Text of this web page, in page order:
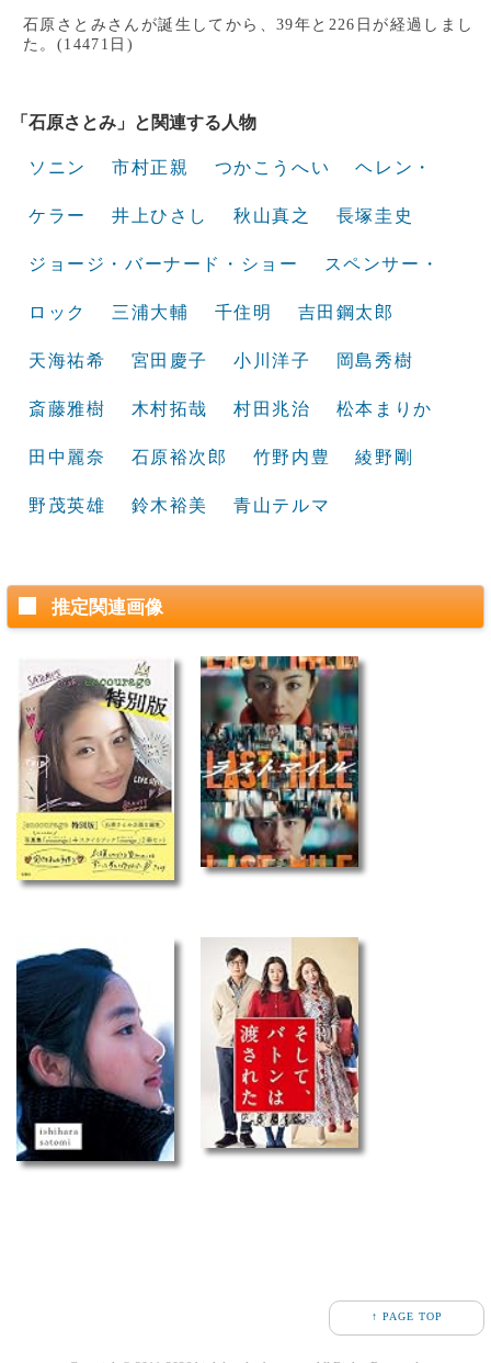
石原さとみさんが誕生してから、39年と226日が経過しまし
た。(14471日)
「石原さとみ」と関連する人物
ソニン 市村正親 つかこうへい ヘレン・
ケラー 井上ひさし 秋山真之 長塚圭史
ジョージ・バーナード・ショー スペンサー・
ロック 三浦大輔 千住明 吉田鋼太郎
天海祐希 宮田慶子 小川洋子 岡島秀樹
斎藤雅樹 木村拓哉 村田兆治 松本まりか
田中麗奈 石原裕次郎 竹野内豊 綾野剛
野茂英雄 鈴木裕美 青山テルマ
推定関連画像
↑ PAGE TOP